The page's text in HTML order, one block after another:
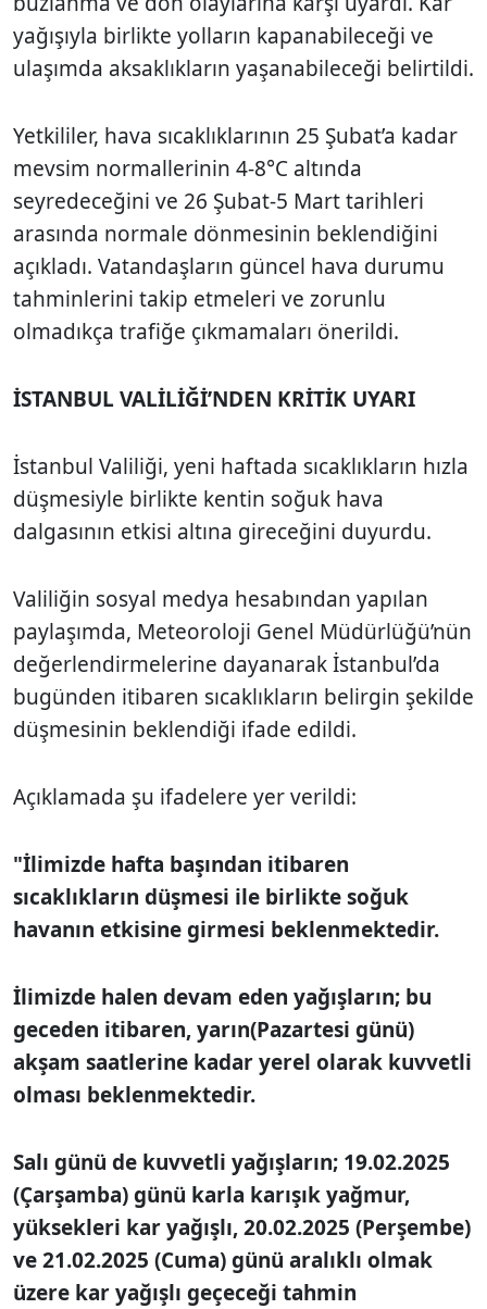
yağışıyla birlikte yolların kapanabileceği ve
ulaşımda aksaklıkların yaşanabileceği belirtildi.
Yetkililer, hava sıcaklıklarının 25 Şubat’a kadar
mevsim normallerinin 4-8°C altında
seyredeceğini ve 26 Şubat-5 Mart tarihleri
arasında normale dönmesinin beklendiğini
açıkladı. Vatandaşların güncel hava durumu
tahminlerini takip etmeleri ve zorunlu
olmadıkça trafiğe çıkmamaları önerildi.
İSTANBUL VALİLİĞİ’NDEN KRİTİK UYARI
İstanbul Valiliği, yeni haftada sıcaklıkların hızla
düşmesiyle birlikte kentin soğuk hava
dalgasının etkisi altına gireceğini duyurdu.
Valiliğin sosyal medya hesabından yapılan
paylaşımda, Meteoroloji Genel Müdürlüğü’nün
değerlendirmelerine dayanarak İstanbul’da
bugünden itibaren sıcaklıkların belirgin şekilde
düşmesinin beklendiği ifade edildi.
Açıklamada şu ifadelere yer verildi:
"İlimizde hafta başından itibaren
sıcaklıkların düşmesi ile birlikte soğuk
havanın etkisine girmesi beklenmektedir.
İlimizde halen devam eden yağışların; bu
geceden itibaren, yarın(Pazartesi günü)
akşam saatlerine kadar yerel olarak kuvvetli
olması beklenmektedir.
Salı günü de kuvvetli yağışların; 19.02.2025
(Çarşamba) günü karla karışık yağmur,
yüksekleri kar yağışlı, 20.02.2025 (Perşembe)
ve 21.02.2025 (Cuma) günü aralıklı olmak
üzere kar yağışlı geçeceği tahmin